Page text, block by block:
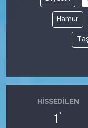
Hamur
HISSEDILEN
1 °